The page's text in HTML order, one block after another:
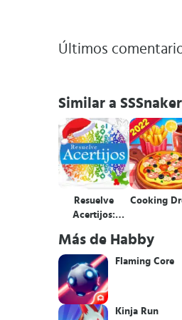
Últimos
Similar a SSSnaker
Resuelve
Acertijos:
Cooking
Más de Habby
Flaming Core
Kinja Run